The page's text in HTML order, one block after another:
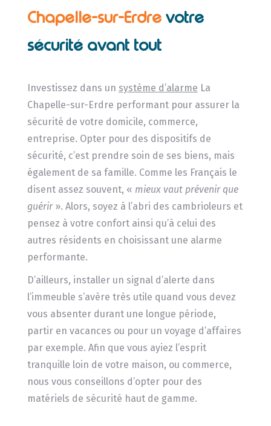
Chapelle-sur-Erdre votre
sécurité avant tout
Investissez dans un système d’alarme La
Chapelle-sur-Erdre performant pour assurer la
sécurité de votre domicile, commerce,
entreprise. Opter pour des dispositifs de
sécurité, c’est prendre soin de ses biens, mais
également de sa famille. Comme les Français le
disent assez souvent, « mieux vaut prévenir que
guérir». Alors, soyez à l’abri des cambrioleurs et
pensez à votre confort ainsi qu’à celui des
autres résidents en choisissant une alarme
performante.
D’ailleurs, installer un signal d’alerte dans
l’immeuble s’avère très utile quand vous devez
vous absenter durant une longue période,
partir en vacances ou pour un voyage d’affaires
par exemple. Afin que vous ayiez l’esprit
tranquille loin de votre maison, ou commerce,
nous vous conseillons d’opter pour des
matériels de sécurité haut de gamme.